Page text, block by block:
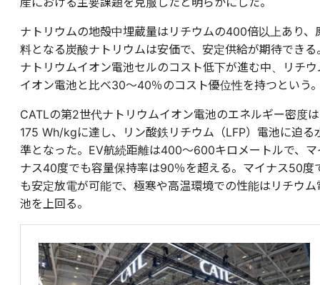
ナトリウムの地殻中埋蔵量はリチウムの400倍以上あり、
料となる炭酸ナトリウムは安価で、安定供給が期待できる
ナトリウムイオン電池セルのコスト低下が進む中、リチウ
イオン電池と比べ30～40％のコスト優位性を持つという
CATLの第2世代ナトリウムイオン電池のエネルギー密度は
175 Wh/kgに達し、リン酸鉄リチウム（LFP）電池に迫る
準となった。EV航続距離は400〜600キロメートルで、マ
ナス40度でも容量保持率は90％を超える。マイナス50度
も安定放電が可能で、極寒や高温環境での性能はリチウム
池を上回る。